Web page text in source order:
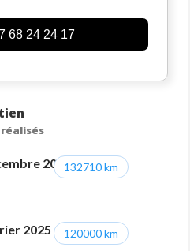
68 24 24 17
2025132710 km
2025 120000 km